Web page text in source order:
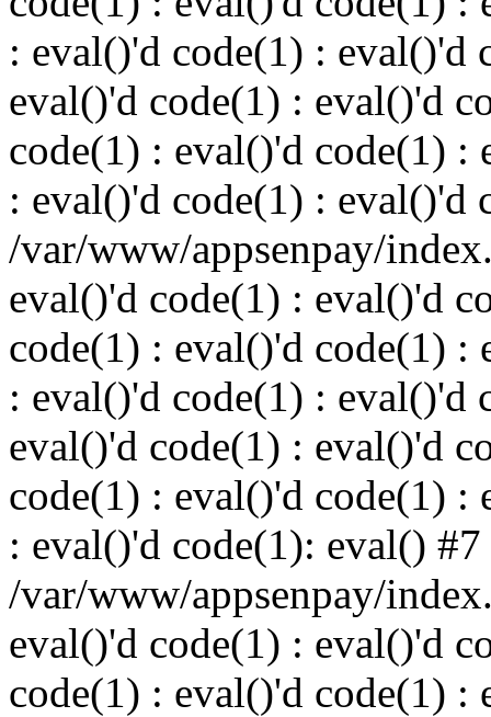
: eval()'d code(1) : eval()'d
eval()'d code(1) : eval()'d
code(1) : eval()'d code(1) :
: eval()'d code(1) : eval()'d
/var/www/appsenpay/
eval()'d code(1) : eval()'d
code(1) : eval()'d code(1) :
: eval()'d code(1) : eval()'d
eval()'d code(1) : eval()'d
code(1) : eval()'d code(1) :
: eval()'d code(1): eval() #7
/var/www/appsenpay/
eval()'d code(1) : eval()'d
code(1) : eval()'d code(1) :